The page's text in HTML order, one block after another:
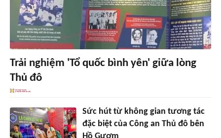
Trải nghiệm 'Tổ quốc bình yên' giữa lòng
Thủ đô
Sức hút từ không gian tương tác
đặc biệt của Công an Thủ đô bên
Hồ Gươm